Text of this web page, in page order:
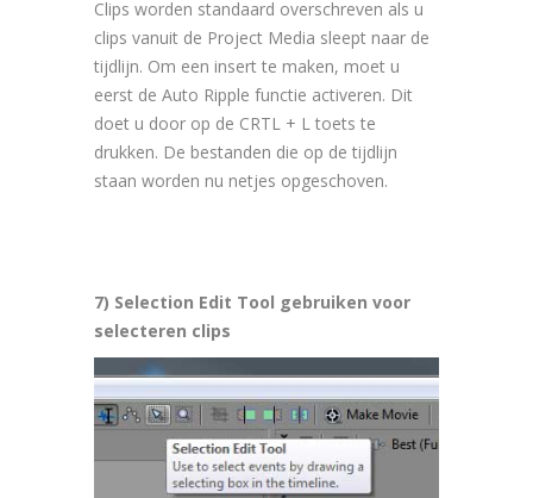
Clips worden standaard overschreven als u
clips vanuit de Project Media sleept naar de
tijdlijn. Om een insert te maken, moet u
eerst de Auto Ripple functie activeren. Dit
doet u door op de CRTL + L toets te
drukken. De bestanden die op de tijdlijn
staan worden nu netjes opgeschoven.
7) Selection Edit Tool gebruiken voor
selecteren clips